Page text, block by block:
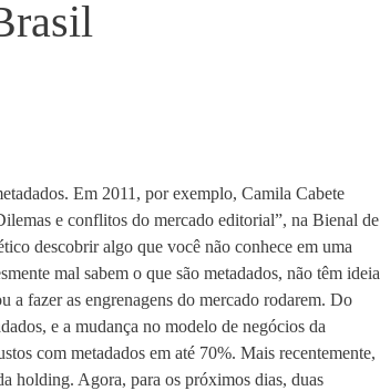
Em 2011, por exemplo, Camila Cabete
e conflitos do mercado editorial”, na Bienal de
descobrir algo que você não conhece em uma
mal sabem o que são metadados, não têm ideia
a fazer as engrenagens do mercado rodarem. Do
e a mudança no modelo de negócios da
com metadados em até 70%. Mais recentemente,
holding. Agora, para os próximos dias, duas